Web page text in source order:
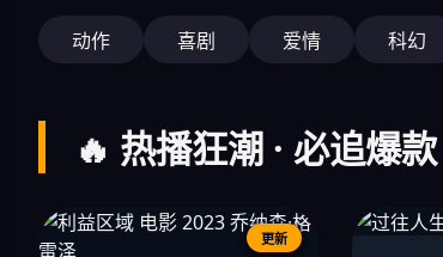
动作 喜剧 爱情 科幻
🔥 热播狂潮 · 必追爆款
更新